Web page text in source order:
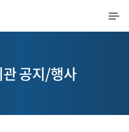
공지/행사